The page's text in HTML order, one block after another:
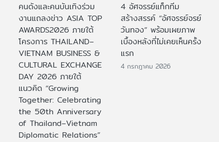
คนดังและคนบันเทิงร่วม
งานแถลงข่าว ASIA TOP
AWARDS2026 ภายใต้
โครงการ THAILAND–
VIETNAM BUSINESS &
CULTURAL EXCHANGE
DAY 2026 ภายใต้
แนวคิด “Growing
Together: Celebrating
the 50th Anniversary
of Thailand–Vietnam
Diplomatic Relations”
4 อัศจรรย์แท็กทีม
สร้างสรรค์ “อัศจรรย์จรย์
วันทอง” พร้อมเผยภาพ
เบื้องหลังที่ไม่เคยเห็นครั้ง
แรก
4 กรกฎาคม 2026